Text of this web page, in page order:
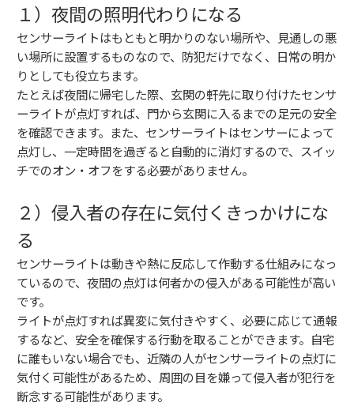
１）夜間の照明代わりになる
センサーライトはもともと明かりのない場所や、見通しの悪
い場所に設置するものなので、防犯だけでなく、日常の明か
りとしても役立ちます。
たとえば夜間に帰宅した際、玄関の軒先に取り付けたセンサ
ーライトが点灯すれば、門から玄関に入るまでの足元の安全
を確認できます。また、センサーライトはセンサーによって
点灯し、一定時間を過ぎると自動的に消灯するので、スイッ
チでのオン・オフをする必要がありません。
２）侵入者の存在に気付くきっかけにな
る
センサーライトは動きや熱に反応して作動する仕組みになっ
ているので、夜間の点灯は何者かの侵入がある可能性が高い
です。
ライトが点灯すれば異変に気付きやすく、必要に応じて通報
するなど、安全を確保する行動を取ることができます。自宅
に誰もいない場合でも、近隣の人がセンサーライトの点灯に
気付く可能性があるため、周囲の目を嫌って侵入者が犯行を
断念する可能性があります。